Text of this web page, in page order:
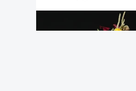
(Com Lusa)